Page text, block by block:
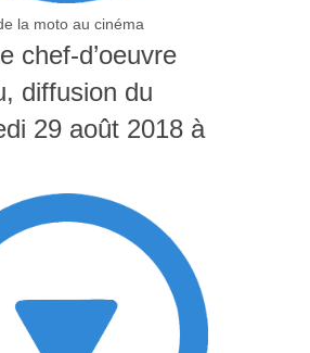
chef-d’oeuvre
diffusion du
29 août 2018 à